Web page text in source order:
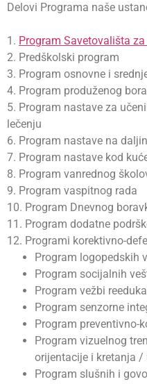
Delovi Programa naše
1. Program Savetovališta
2. Predškolski program
3. Program osnovne i
4. Program produženog
5. Program nastave za
lečenju
6. Program nastave na
7. Program nastave kod
8. Program vanrednog
9. Program vaspitnog rada
10. Program Dnevnog
11. Program dodatne
12. Programi korektivno-
Program logopedskih
Program socijalnih
Program vežbi
Program senzorne
Program preventivno-
Program vizuelnog
orijentacije i kretanja /
Program slušnih i